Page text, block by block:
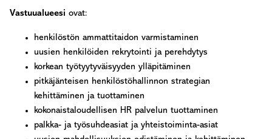
Vastuualueesi ovat:
henkilöstön ammattitaidon varmistaminen
uusien henkilöiden rekrytointi ja perehdytys
korkean työtyytyväisyyden ylläpitäminen
pitkäjänteisen henkilöstöhallinnon strategian
kehittäminen ja tuottaminen
kokonaistaloudellisen HR palvelun tuottaminen
palkka- ja työsuhdeasiat ja yhteistoiminta-asiat